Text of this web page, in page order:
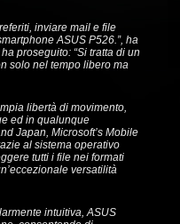
inviare mail e file
ASUS P526.”, ha
proseguito: “Si tratta di un
solo nel tempo libero ma
libertà di movimento,
ed in qualunque
Japan, Microsoft’s Mobile
al sistema operativo
tutti i file nei formati
versatilità
intuitiva, ASUS